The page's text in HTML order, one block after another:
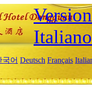
Italiano
국어 Deutsch Français